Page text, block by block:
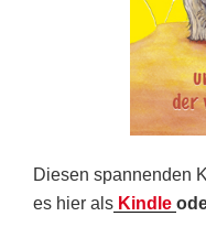
Diesen spannenden
es hier als Kindle